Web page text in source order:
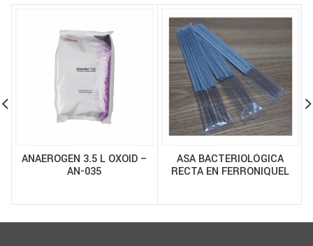
ANAEROGEN 3.5 L OXOID –
AN-035
ASA BACTERIOLÓGICA
RECTA EN FERRONIQUEL